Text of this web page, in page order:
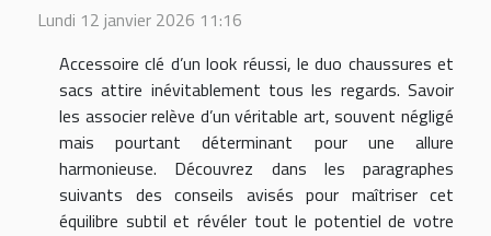
Lundi 12 janvier 2026 11:16
Accessoire clé d’un look réussi, le duo chaussures et
sacs attire inévitablement tous les regards. Savoir
les associer relève d’un véritable art, souvent négligé
mais pourtant déterminant pour une allure
harmonieuse. Découvrez dans les paragraphes
suivants des conseils avisés pour maîtriser cet
équilibre subtil et révéler tout le potentiel de votre